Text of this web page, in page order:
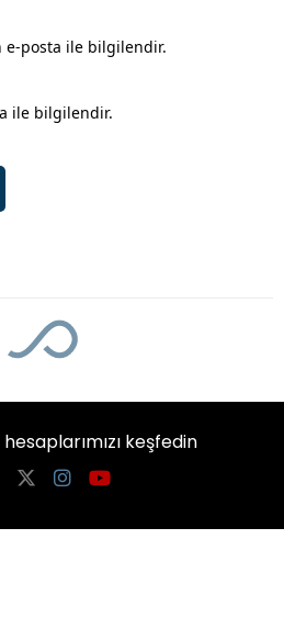
e-posta ile bilgilendir.
ile bilgilendir.
keşfedin